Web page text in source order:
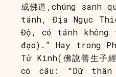
成佛道,chúng sanh
tánh, Địa Ngục
Độ, có tánh không
đạo).” Hay trong
Tử Kinh(佛說善生子
có câu: “Dữ